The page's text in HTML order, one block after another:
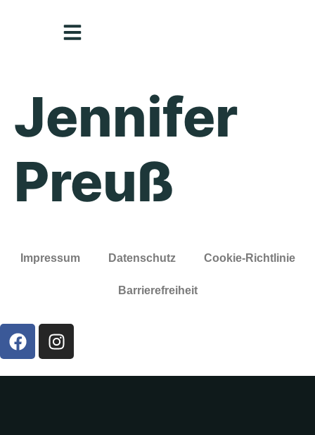
Jennifer
Preuß
Impressum Datenschutz Cookie-Richtlinie
Barrierefreiheit